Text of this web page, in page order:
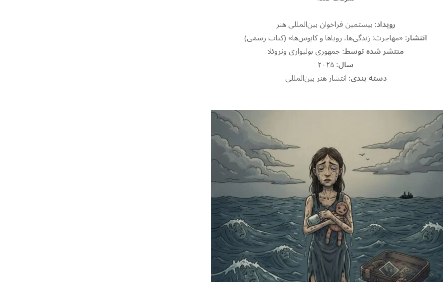
رویداد:بیستمین فراخوان بین‌المللی هنر
انتشار:«مهاجرت: زندگی‌ها، رویاها و کابوس‌ها» (کتاب رسمی)
منتشر شده توسط:جمهوری بولیواری ونزوئلا
سال:
دسته بندی:انتشار هنر بین‌المللی